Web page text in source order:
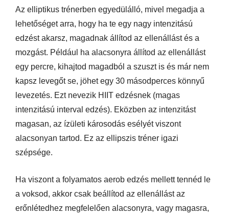
Az elliptikus trénerben egyedülálló, mivel megadja a
lehetőséget arra, hogy ha te egy nagy intenzitású
edzést akarsz, magadnak állítod az ellenállást és a
mozgást. Például ha alacsonyra állítod az ellenállást
egy percre, kihajtod magadból a szuszt is és már nem
kapsz levegőt se, jöhet egy 30 másodperces könnyű
levezetés. Ezt nevezik HIIT edzésnek (magas
intenzitású interval edzés). Eközben az intenzitást
magasan, az ízületi károsodás esélyét viszont
alacsonyan tartod. Ez az ellipszis tréner igazi
szépsége.
Ha viszont a folyamatos aerob edzés mellett tennéd le
a voksod, akkor csak beállítod az ellenállást az
erőnlétedhez megfelelően alacsonyra, vagy magasra,